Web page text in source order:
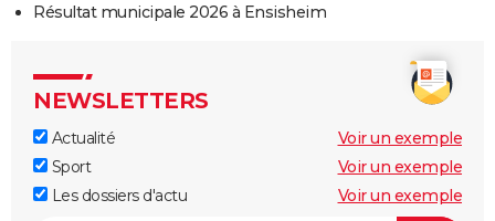
Résultat municipale 2026 à Ensisheim
NEWSLETTERS
Actualité
Voir un exemple
Sport
Voir un exemple
Les dossiers d'actu
Voir un exemple